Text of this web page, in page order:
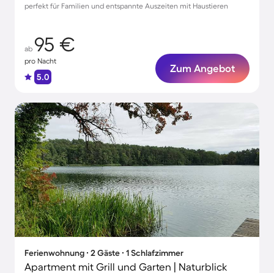
perfekt für Familien und entspannte Auszeiten mit Haustieren
ab 95 €
pro Nacht
5.0
Zum Angebot
Ferienwohnung ∙ 2 Gäste ∙ 1 Schlafzimmer
Apartment mit Grill und Garten | Naturblick